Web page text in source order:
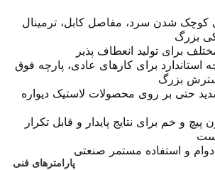
شدن سرد، مفاصل کابل، ترمینال
بزرگ
برای تولید انعطاف پذیر
استاندارد برای کارهای عادی، پارچه فوق
بزرگ
حتی بر روی محصولات لاستیک دیواره
و خم برای نتایج پایدار و قابل تکرار
و استفاده مستمر صنعتی
پارامترهای فنی